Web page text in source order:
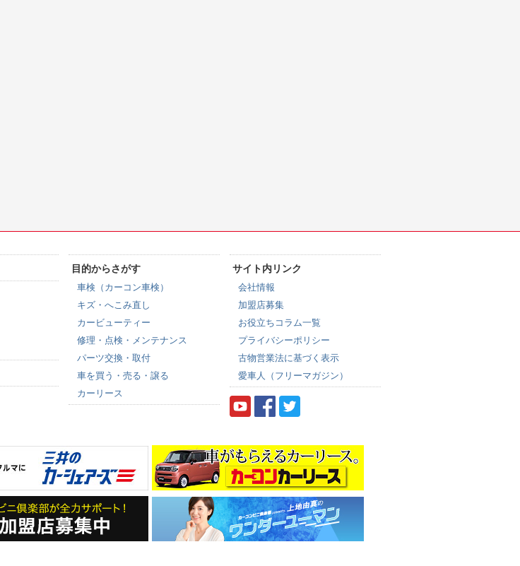
目的からさがす
車検（カーコン車検）
キズ・へこみ直し
カービューティー
修理・点検・メンテナンス
パーツ交換・取付
車を買う・売る・譲る
カーリース
サイト内リンク
会社情報
加盟店募集
お役立ちコラム一覧
プライバシーポリシー
古物営業法に基づく表示
愛車人（フリーマガジン）